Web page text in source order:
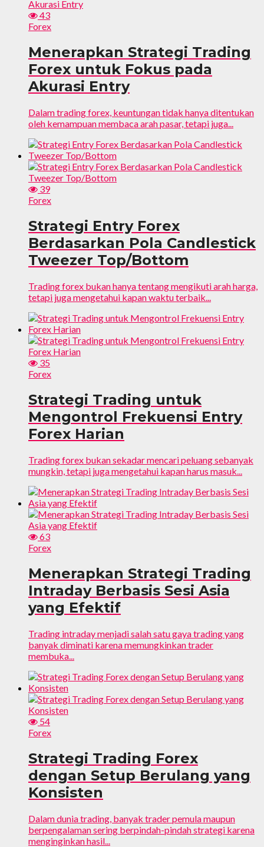
43
Forex
Menerapkan Strategi Trading
Forex untuk Fokus pada
Akurasi Entry
Dalam trading forex, keuntungan tidak hanya ditentukan
oleh kemampuan membaca arah pasar, tetapi juga...
39
Forex
Strategi Entry Forex
Berdasarkan Pola Candlestick
Tweezer Top/Bottom
Trading forex bukan hanya tentang mengikuti arah harga,
tetapi juga mengetahui kapan waktu terbaik...
35
Forex
Strategi Trading untuk
Mengontrol Frekuensi Entry
Forex Harian
Trading forex bukan sekadar mencari peluang sebanyak
mungkin, tetapi juga mengetahui kapan harus masuk...
63
Forex
Menerapkan Strategi Trading
Intraday Berbasis Sesi Asia
yang Efektif
Trading intraday menjadi salah satu gaya trading yang
banyak diminati karena memungkinkan trader
membuka...
54
Forex
Strategi Trading Forex
dengan Setup Berulang yang
Konsisten
Dalam dunia trading, banyak trader pemula maupun
berpengalaman sering berpindah-pindah strategi karena
menginginkan hasil...